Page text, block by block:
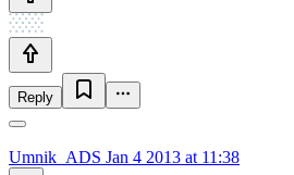
Reply
Umnik_ADS Jan 4 2013 at 11:38